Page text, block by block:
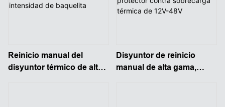
Reinicio manual del
disyuntor térmico de alta
Disyuntor de reinicio
manual de alta gama,